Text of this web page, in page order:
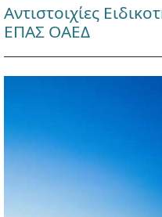
Αντιστοιχίες
ΕΠΑΣ ΟΑΕΔ